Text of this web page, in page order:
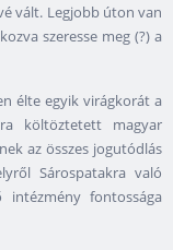
vált. Legjobb úton van
szeresse meg (?) a
élte egyik virágkorát a
költöztetett magyar
az összes jogutódlás
Sárospatakra való
intézmény fontossága